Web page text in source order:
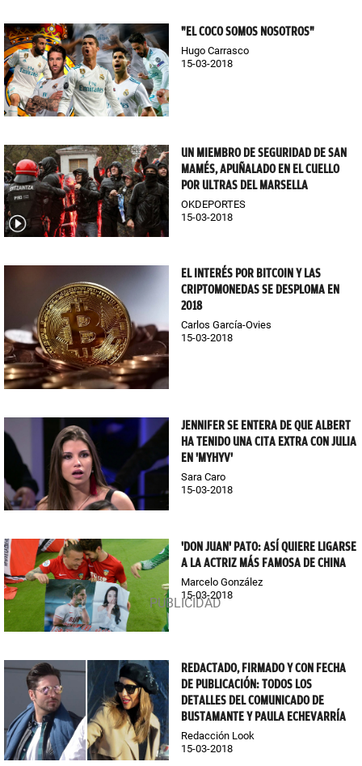
"EL COCO SOMOS NOSOTROS"
Hugo Carrasco
15-03-2018
UN MIEMBRO DE SEGURIDAD DE SAN
MAMÉS, APUÑALADO EN EL CUELLO
POR ULTRAS DEL MARSELLA
OKDEPORTES
15-03-2018
EL INTERÉS POR BITCOIN Y LAS
CRIPTOMONEDAS SE DESPLOMA EN
2018
Carlos García-Ovies
15-03-2018
JENNIFER SE ENTERA DE QUE ALBERT
HA TENIDO UNA CITA EXTRA CON JULIA
EN 'MYHYV'
Sara Caro
15-03-2018
'DON JUAN' PATO: ASÍ QUIERE LIGARSE
A LA ACTRIZ MÁS FAMOSA DE CHINA
Marcelo González
15-03-2018
REDACTADO, FIRMADO Y CON FECHA
DE PUBLICACIÓN: TODOS LOS
DETALLES DEL COMUNICADO DE
BUSTAMANTE Y PAULA ECHEVARRÍA
Redacción Look
15-03-2018